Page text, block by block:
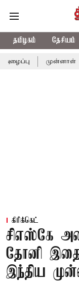
தமிழகம் தேசியம்
முன்னாள் அமைச்சர்
கிரிக்கெட்
சிஎஸ்கே
தோனி
இந்திய